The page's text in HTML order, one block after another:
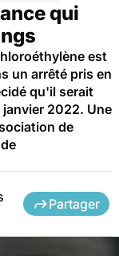
qui
est
un arrêté pris en
qu'il serait
2022. Une
de
Partager